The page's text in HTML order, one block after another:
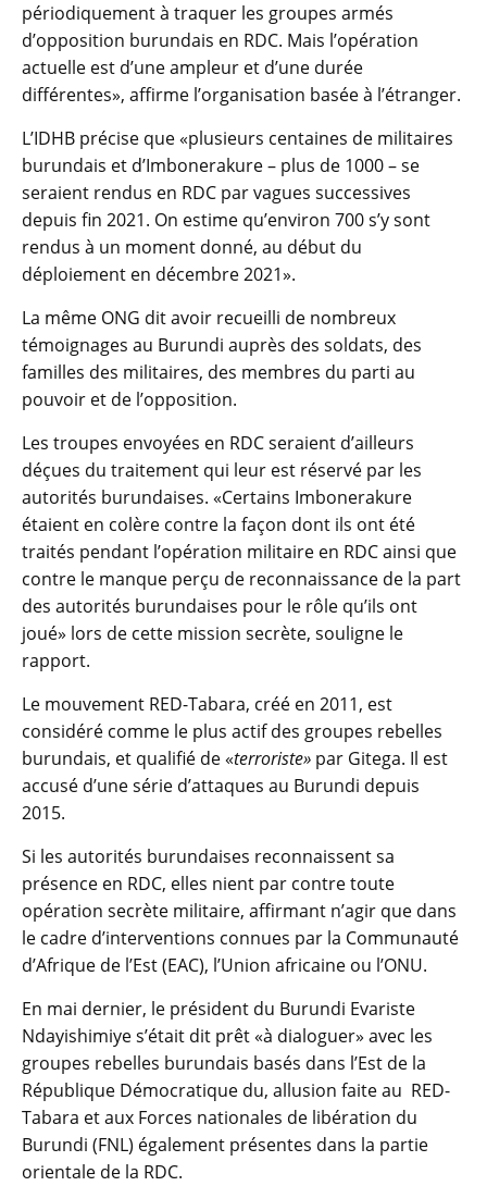
périodiquement à traquer les groupes armés
d’opposition burundais en RDC. Mais l’opération
actuelle est d’une ampleur et d’une durée
différentes», affirme l’organisation basée à l’étranger.
L’IDHB précise que «plusieurs centaines de militaires
burundais et d’Imbonerakure – plus de 1000 – se
seraient rendus en RDC par vagues successives
depuis fin 2021. On estime qu’environ 700 s’y sont
rendus à un moment donné, au début du
déploiement en décembre 2021».
La même ONG dit avoir recueilli de nombreux
témoignages au Burundi auprès des soldats, des
familles des militaires, des membres du parti au
pouvoir et de l’opposition.
Les troupes envoyées en RDC seraient d’ailleurs
déçues du traitement qui leur est réservé par les
autorités burundaises. «Certains Imbonerakure
étaient en colère contre la façon dont ils ont été
traités pendant l’opération militaire en RDC ainsi que
contre le manque perçu de reconnaissance de la part
des autorités burundaises pour le rôle qu’ils ont
joué» lors de cette mission secrète, souligne le
rapport.
Le mouvement RED-Tabara, créé en 2011, est
considéré comme le plus actif des groupes rebelles
burundais, et qualifié de «terroriste» par Gitega. Il est
accusé d’une série d’attaques au Burundi depuis
2015.
Si les autorités burundaises reconnaissent sa
présence en RDC, elles nient par contre toute
opération secrète militaire, affirmant n’agir que dans
le cadre d’interventions connues par la Communauté
d’Afrique de l’Est (EAC), l’Union africaine ou l’ONU.
En mai dernier, le président du Burundi Evariste
Ndayishimiye s’était dit prêt «à dialoguer» avec les
groupes rebelles burundais basés dans l’Est de la
République Démocratique du, allusion faite au RED-
Tabara et aux Forces nationales de libération du
Burundi (FNL) également présentes dans la partie
orientale de la RDC.